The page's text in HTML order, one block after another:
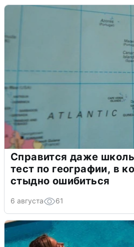
Справится даже
тест по географии, в
стыдно ошибиться
6 августа 61